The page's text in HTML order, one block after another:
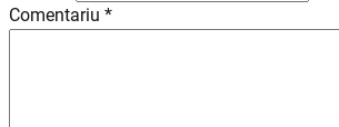
Comentariu *